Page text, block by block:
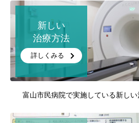
新しい
治療方法
詳しくみる
富山市民病院で実施している新しい